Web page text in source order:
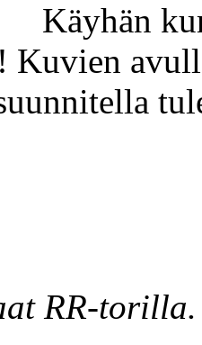
Käyhän
Kuvien
RR-torilla.